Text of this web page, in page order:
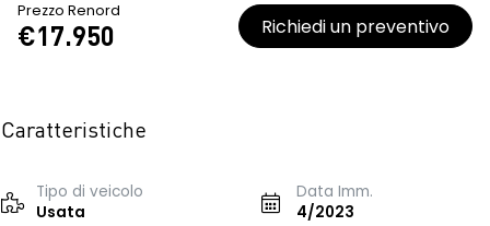
Prezzo Renord
€17.950 Richiedi un preventivo
Caratteristiche
Tipo di veicolo
Usata
Data Imm.
4/2023